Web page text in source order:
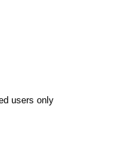
users only